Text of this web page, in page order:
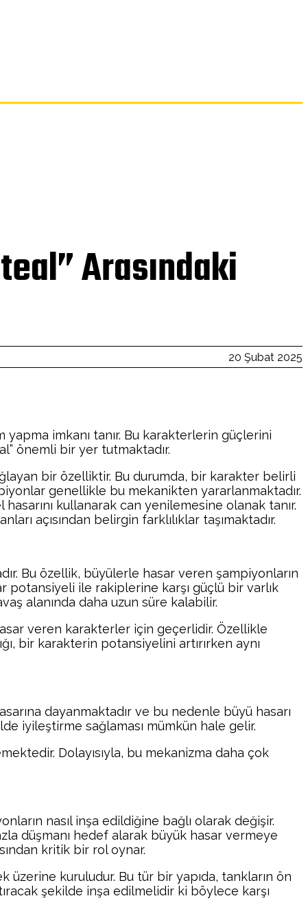
Arasındaki
20 Şubat 2025
imkanı tanır. Bu karakterlerin güçlerini
önemli bir yer tutmaktadır.
bir özelliktir. Bu durumda, bir karakter belirli
genellikle bu mekanikten yararlanmaktadır.
kullanarak can yenilemesine olanak tanır.
açısından belirgin farklılıklar taşımaktadır.
Bu özellik, büyülerle hasar veren şampiyonların
potansiyeli ile rakiplerine karşı güçlü bir varlık
alanında daha uzun süre kalabilir.
veren karakterler için geçerlidir. Özellikle
bir karakterin potansiyelini artırırken aynı
dayanmaktadır ve bu nedenle büyü hasarı
iyileştirme sağlaması mümkün hale gelir.
Dolayısıyla, bu mekanizma daha çok
nasıl inşa edildiğine bağlı olarak değişir.
düşmanı hedef alarak büyük hasar vermeye
kritik bir rol oynar.
üzerine kuruludur. Bu tür bir yapıda, tankların ön
şekilde inşa edilmelidir ki böylece karşı